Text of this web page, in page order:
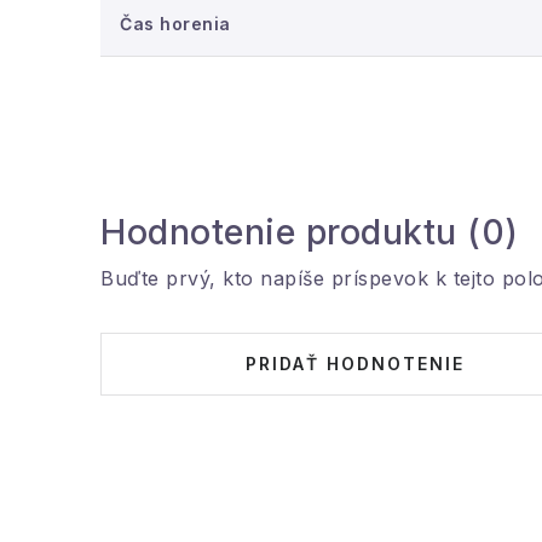
Štýlové doplnenie interiéru počas
Čas horenia
Hodnotenie produktu (0)
Buďte prvý, kto napíše príspevok k tejto
PRIDAŤ HODNOTENIE